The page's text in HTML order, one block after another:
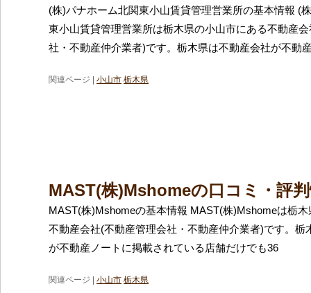
(株)パナホーム北関東小山賃貸管理営業所の基本情報 (
東小山賃貸管理営業所は栃木県の小山市にある不動産
社・不動産仲介業者)です。栃木県は不動産会社が不動
関連ページ | 小山市 栃木県
MAST(株)Mshomeの口コミ・評
MAST(株)Mshomeの基本情報 MAST(株)Mshomeは栃
不動産会社(不動産管理会社・不動産仲介業者)です。栃
が不動産ノートに掲載されている店舗だけでも36
関連ページ | 小山市 栃木県